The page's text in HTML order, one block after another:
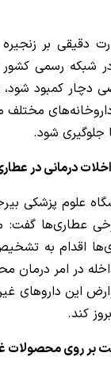
دقیقی بر
شبکه رسمی
دچار کمبود شود،
داروخانه‌های
جلوگیری شود.
درمانی در
علوم پزشکی
برخی عطاری‌ها
اقدام به
در امر
این داروهای
کند.